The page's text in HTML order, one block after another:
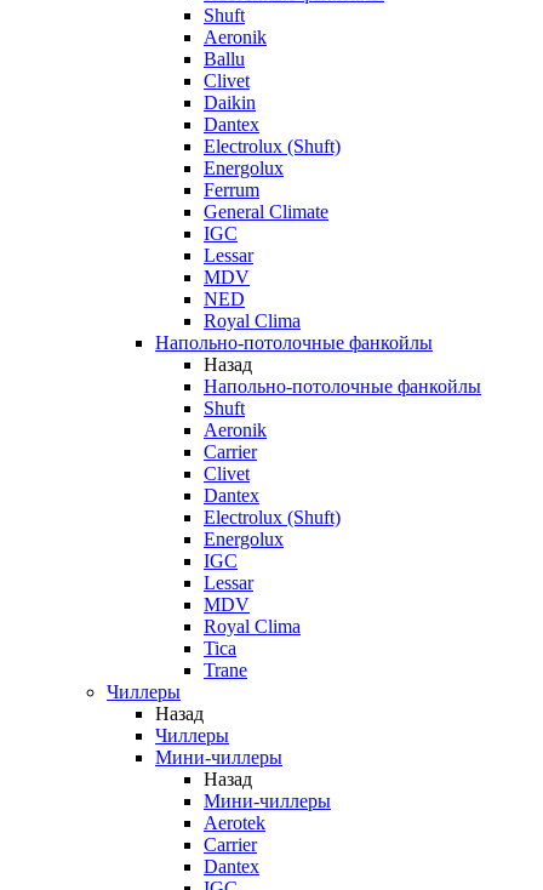
Shuft
Aeronik
Ballu
Clivet
Daikin
Dantex
Electrolux (Shuft)
Energolux
Ferrum
General Climate
IGC
Lessar
MDV
NED
Royal Clima
Напольно-потолочные фанкойлы
Назад
Напольно-потолочные фанкойлы
Shuft
Aeronik
Carrier
Clivet
Dantex
Electrolux (Shuft)
Energolux
IGC
Lessar
MDV
Royal Clima
Tica
Trane
Чиллеры
Назад
Чиллеры
Мини-чиллеры
Назад
Мини-чиллеры
Aerotek
Carrier
Dantex